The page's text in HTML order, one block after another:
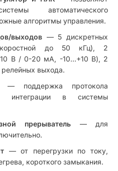
автоматического
алгоритмы управления.
выходов — 5 дискретных
до 50 кГц), 2
10 В / 0-20 мА, -10…+10 В), 2
выхода.
— поддержка протокола
интеграции в системы
прерыватель — для
— от перегрузки по току,
короткого замыкания.